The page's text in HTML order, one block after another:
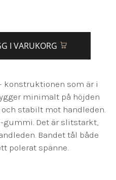
I VARUKORG
konstruktionen som är i
minimalt på höjden
stabilt mot handleden.
gummi. Det är slitstarkt,
Bandet tål både
polerat spänne.